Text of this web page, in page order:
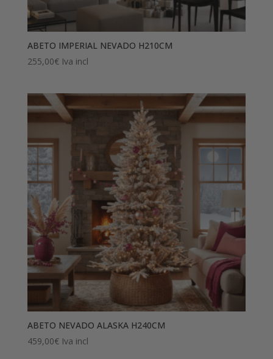
ABETO IMPERIAL NEVADO H210CM
255,00€ Iva incl
ABETO NEVADO ALASKA H240CM
459,00€ Iva incl